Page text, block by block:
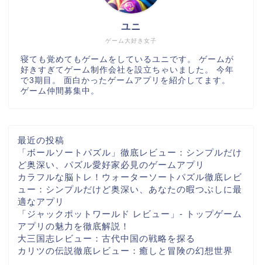
ゲーム大好き女子
ユニ
寝ても覚めてもゲームをしているユニです。 ゲームが
好きすぎてゲーム制作会社を設立ちゃいました。 今年
で3期目。 面白かったゲームアプリを紹介してます。
ゲーム仲間募集中。
最近の投稿
「ボールソートパズル」徹底レビュー：シンプルだけ
ど奥深い、パズル愛好家必見のゲームアプリ
カラフルな脳トレ！ウォーターソートパズル徹底レビ
ュー：シンプルだけど奥深い、あなたの暇つぶしに最
適なアプリ
「ジャックポットワールド レビュー」- トップゲーム
アプリの魅力を徹底解説！
大三国志レビュー：古代中国の戦略を探る
カリツの伝説徹底レビュー：癒しと冒険の幻想世界